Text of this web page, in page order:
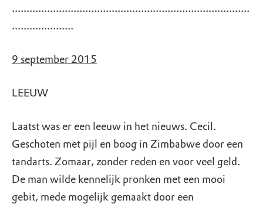
.................................................................................
.....................
9 september 2015
LEEUW
Laatst was er een leeuw in het nieuws. Cecil.
Geschoten met pijl en boog in Zimbabwe door een
tandarts. Zomaar, zonder reden en voor veel geld.
De man wilde kennelijk pronken met een mooi
gebit, mede mogelijk gemaakt door een